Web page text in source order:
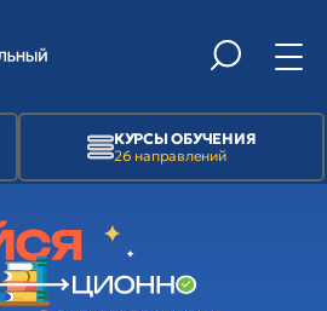
КУРСЫ ОБУЧЕНИЯ
26 направлений